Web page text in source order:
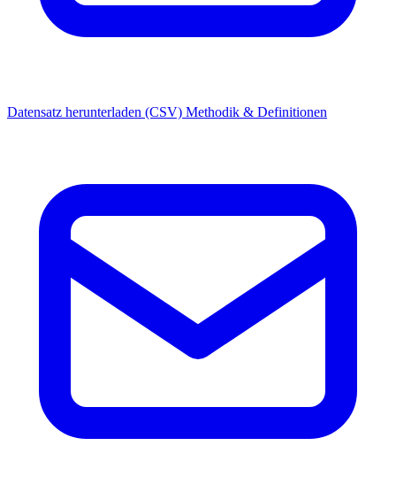
Datensatz herunterladen (CSV) Methodik & Definitionen